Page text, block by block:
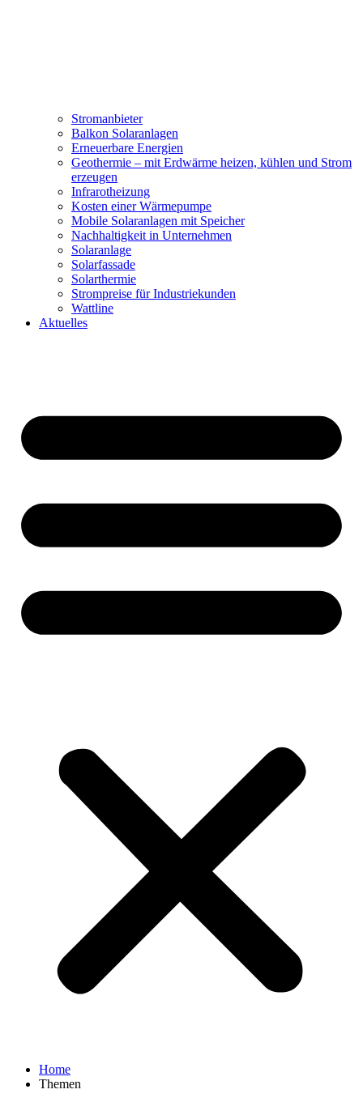
Stromanbieter
Balkon Solaranlagen
Erneuerbare Energien
Geothermie – mit Erdwärme heizen, kühlen und Strom
erzeugen
Infrarotheizung
Kosten einer Wärmepumpe
Mobile Solaranlagen mit Speicher
Nachhaltigkeit in Unternehmen
Solaranlage
Solarfassade
Solarthermie
Strompreise für Industriekunden
Wattline
Aktuelles
Home
Themen